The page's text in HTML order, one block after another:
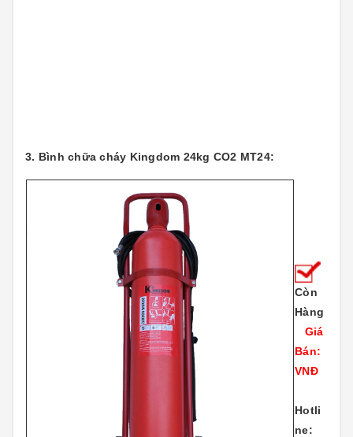
3. Bình chữa cháy Kingdom 24kg CO2 MT24:
Còn
Hàng
Giá
Bán:
VNĐ
Hotli
ne: